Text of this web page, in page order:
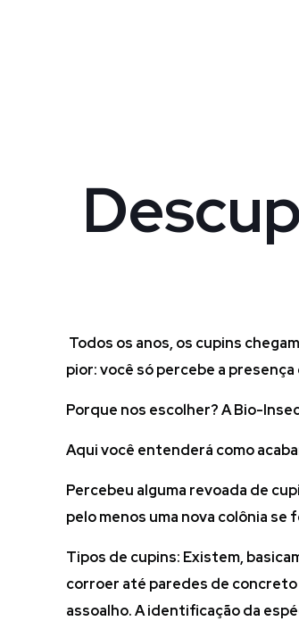
Todos os anos, os cupins
pior: você só percebe a
Porque nos escolher? A Bio-
Aqui você entenderá como
Percebeu alguma revoada de
pelo menos uma nova colônia
Tipos de cupins: Existem,
corroer até paredes de concreto
assoalho. A identificação da